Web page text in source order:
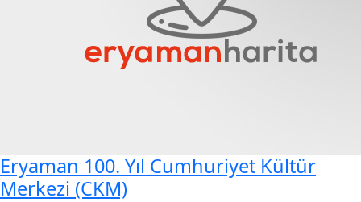
Eryaman 100. Yıl Cumhuriyet Kültür
Merkezi (CKM)